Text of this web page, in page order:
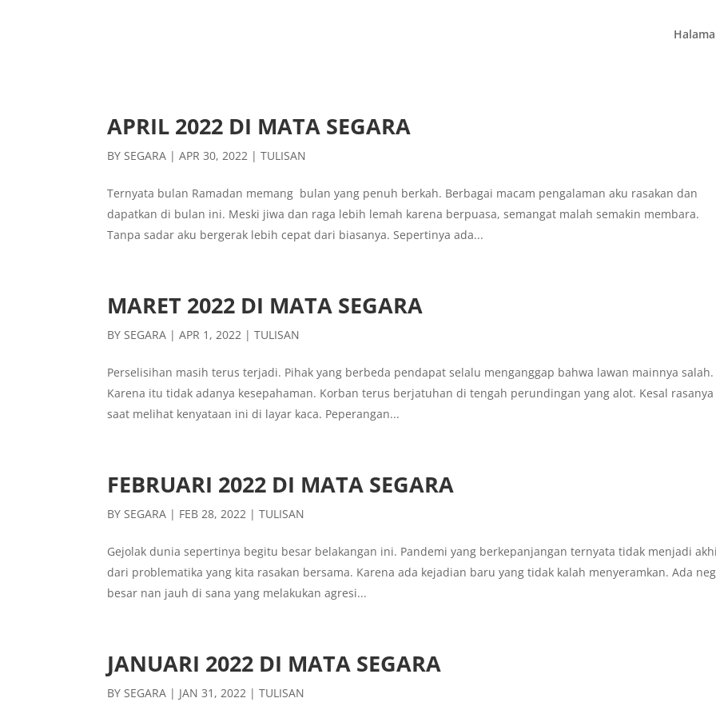
APRIL 2022 DI MATA SEGARA
BYSEGARA |APR 30, 2022 |TULISAN
Ternyata bulan Ramadan memang bulan yang penuh berkah. Berbagai macam pengalaman aku rasakan dan
dapatkan di bulan ini. Meski jiwa dan raga lebih lemah karena berpuasa, semangat malah semakin membara.
Tanpa sadar aku bergerak lebih cepat dari biasanya. Sepertinya ada...
MARET 2022 DI MATA SEGARA
BYSEGARA |APR 1, 2022 |TULISAN
Perselisihan masih terus terjadi. Pihak yang berbeda pendapat selalu menganggap bahwa lawan mainnya salah.
Karena itu tidak adanya kesepahaman. Korban terus berjatuhan di tengah perundingan yang alot. Kesal rasanya
saat melihat kenyataan ini di layar kaca. Peperangan...
FEBRUARI 2022 DI MATA SEGARA
BYSEGARA | FEB 28, 2022 |TULISAN
Gejolak dunia sepertinya begitu besar belakangan ini. Pandemi yang berkepanjangan ternyata tidak menjadi
dari problematika yang kita rasakan bersama. Karena ada kejadian baru yang tidak kalah menyeramkan. Ada
besar nan jauh di sana yang melakukan agresi...
JANUARI 2022 DI MATA SEGARA
BYSEGARA | JAN 31, 2022 |TULISAN